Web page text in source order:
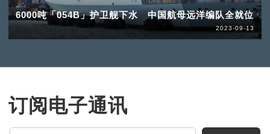
6000吨「054B」护卫舰下水 中国航母远洋编队全就位
2023-09-13
订阅电子通讯